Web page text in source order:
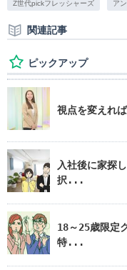
Z世代pickフレッシャーズ ア
関連記事
ピックアップ
視点を変えれ
入社後に家探
択...
18～25歳限定
特...